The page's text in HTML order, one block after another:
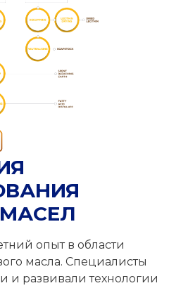
опыт в области
масла. Специалисты
и развивали технологии